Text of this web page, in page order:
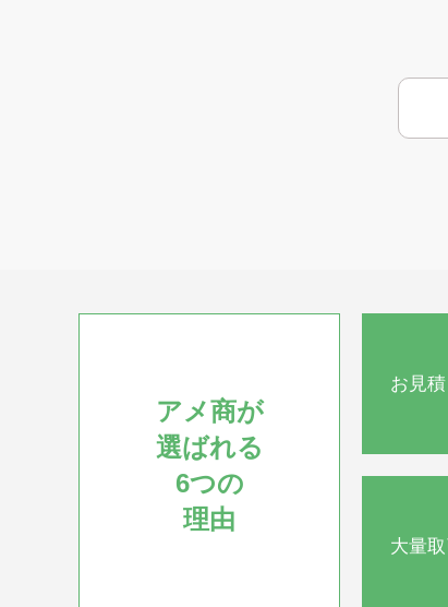
アメ商が
選ばれる
6つの
理由
お見
大量